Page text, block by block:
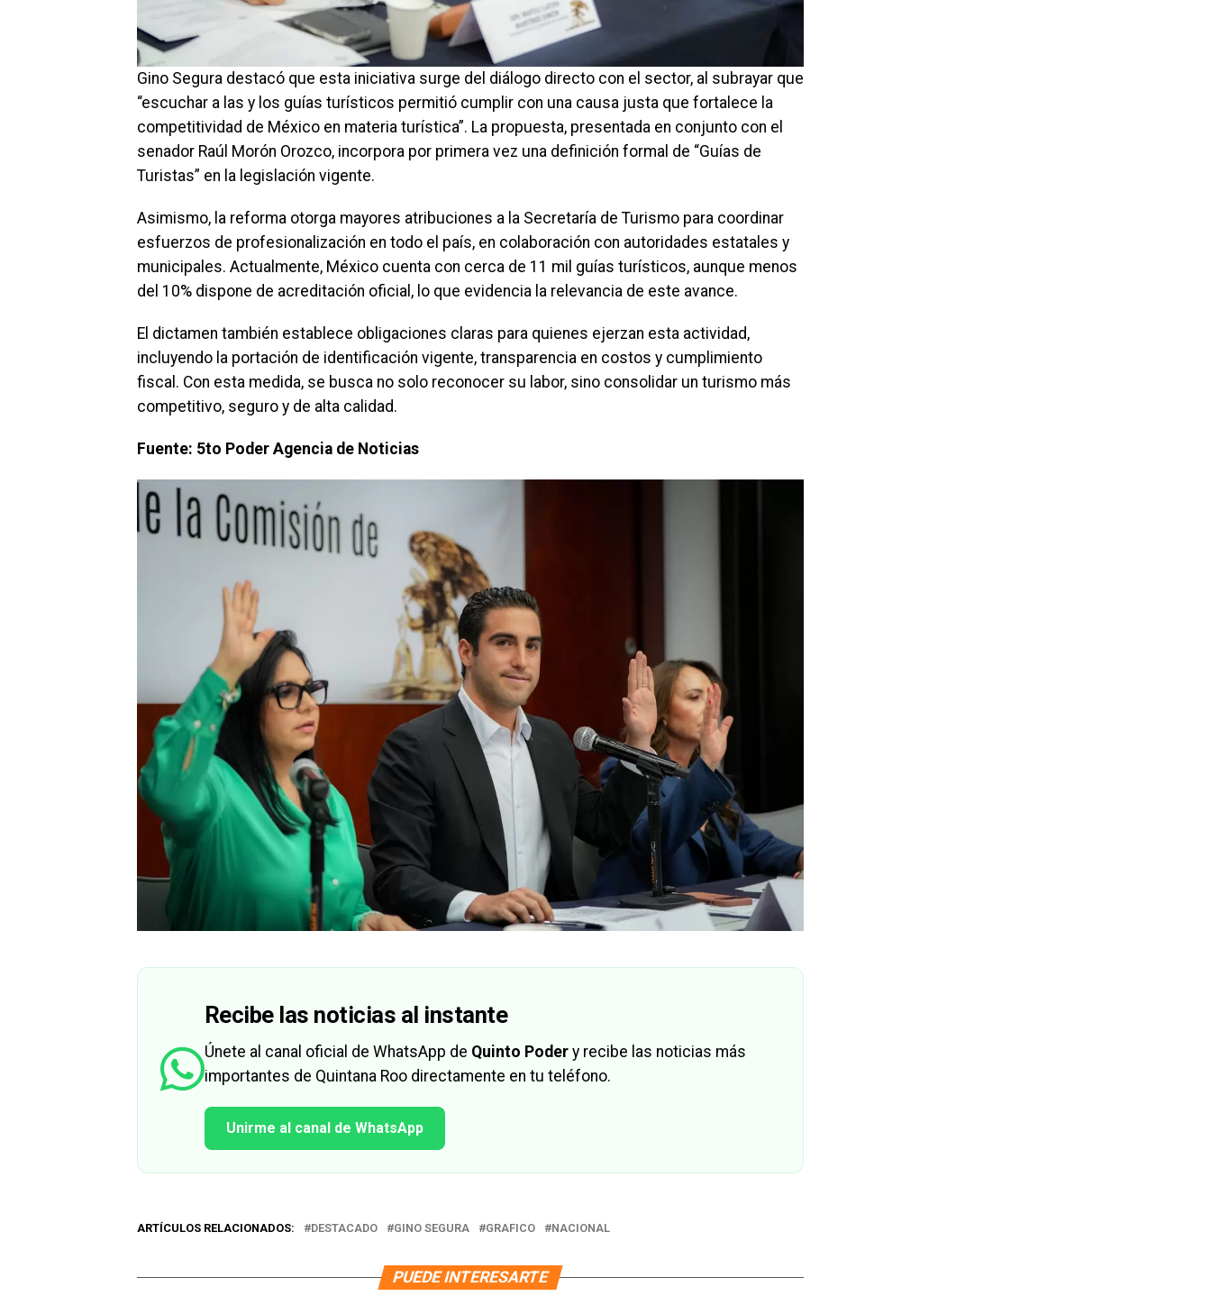
Gino Segura destacó que esta iniciativa surge del diálogo directo con el sector, al subrayar que
“escuchar a las y los guías turísticos permitió cumplir con una causa justa que fortalece la
competitividad de México en materia turística”. La propuesta, presentada en conjunto con el
senador Raúl Morón Orozco, incorpora por primera vez una definición formal de “Guías de
Turistas” en la legislación vigente.
Asimismo, la reforma otorga mayores atribuciones a la Secretaría de Turismo para coordinar
esfuerzos de profesionalización en todo el país, en colaboración con autoridades estatales y
municipales. Actualmente, México cuenta con cerca de 11 mil guías turísticos, aunque menos
del 10% dispone de acreditación oficial, lo que evidencia la relevancia de este avance.
El dictamen también establece obligaciones claras para quienes ejerzan esta actividad,
incluyendo la portación de identificación vigente, transparencia en costos y cumplimiento
fiscal. Con esta medida, se busca no solo reconocer su labor, sino consolidar un turismo más
competitivo, seguro y de alta calidad.
Fuente: 5to Poder Agencia de Noticias
Recibe las noticias al instante
Únete al canal oficial de WhatsApp de Quinto Poder y recibe las noticias más
importantes de Quintana Roo directamente en tu teléfono.
Unirme al canal de WhatsApp
ARTÍCULOS RELACIONADOS: DESTACADO GINO SEGURA GRAFICO NACIONAL
PUEDE INTERESARTE